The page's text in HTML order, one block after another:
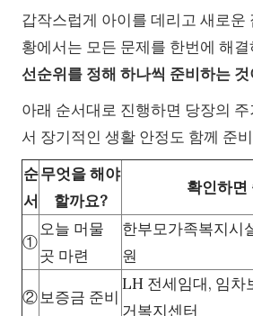
갑작스럽게 아이를 데리고 새로운
황에서는 모든 문제를 한번에 해
선순위를 정해 하나씩 준비하는
아래 순서대로 진행하면 당장의
서 장기적인 생활 안정도 함께 준
순
서
무엇을 해야
할까요?
확인하면
①
오늘 머물
곳 마련
한부모가족복지시
원
②보증금 준비
LH 전세임대, 임차
거복지센터